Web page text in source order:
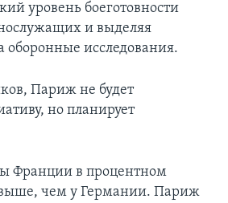
уровень боеготовности
и выделяя
оборонные исследования.
Париж не будет
но планирует
Франции в процентном
чем у Германии. Париж